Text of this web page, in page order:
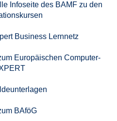
Infoseite des BAMF zu den
Business Lernnetz
Europäischen Computer-
BAföG